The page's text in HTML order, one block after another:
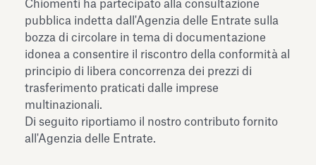
Chiomenti ha partecipato alla consultazione
pubblica indetta dall'Agenzia delle Entrate sulla
bozza di circolare in tema di documentazione
idonea a consentire il riscontro della conformità al
principio di libera concorrenza dei prezzi di
trasferimento praticati dalle imprese
multinazionali.
Di seguito riportiamo il nostro contributo fornito
all'Agenzia delle Entrate.